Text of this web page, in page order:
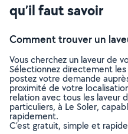
qu’il faut savoir
Comment trouver un
Vous cherchez un laveur de
Sélectionnez directement
postez votre demande
proximité de votre
relation avec tous les laveur
particuliers, à Le Soler,
rapidement.
C’est gratuit, simple et